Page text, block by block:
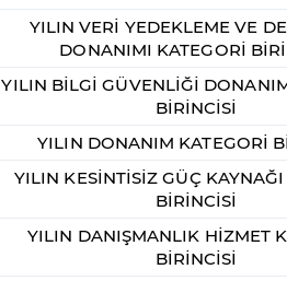
YILIN VERİ YEDEKLEME VE
DONANIMI KATEGORİ
YILIN BİLGİ GÜVENLİĞİ
BİRİNCİSİ
YILIN DONANIM KATEGORİ
YILIN KESİNTİSİZ GÜÇ
BİRİNCİSİ
YILIN DANIŞMANLIK HİZMET
BİRİNCİSİ